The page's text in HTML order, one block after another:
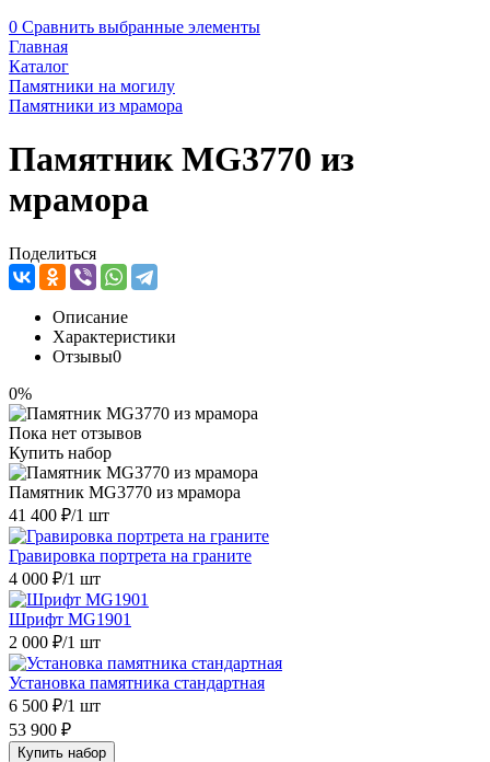
0 Сравнить выбранные элементы
Главная
Каталог
Памятники на могилу
Памятники из мрамора
Памятник MG3770 из
мрамора
Поделиться
Описание
Характеристики
Отзывы0
0%
Пока нет отзывов
Купить набор
Памятник MG3770 из мрамора
41 400 ₽/1 шт
Гравировка портрета на граните
4 000 ₽/1 шт
Шрифт MG1901
2 000 ₽/1 шт
Установка памятника стандартная
6 500 ₽/1 шт
53 900 ₽
Купить набор